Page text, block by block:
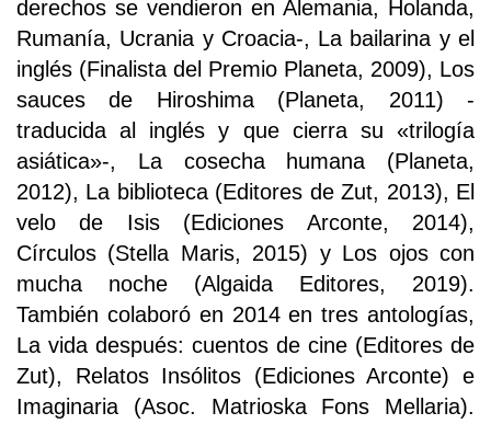
derechos se vendieron en Alemania, Holanda,
Rumanía, Ucrania y Croacia-, La bailarina y el
inglés (Finalista del Premio Planeta, 2009), Los
sauces de Hiroshima (Planeta, 2011) -
traducida al inglés y que cierra su «trilogía
asiática»-, La cosecha humana (Planeta,
2012), La biblioteca (Editores de Zut, 2013), El
velo de Isis (Ediciones Arconte, 2014),
Círculos (Stella Maris, 2015) y Los ojos con
mucha noche (Algaida Editores, 2019).
También colaboró en 2014 en tres antologías,
La vida después: cuentos de cine (Editores de
Zut), Relatos Insólitos (Ediciones Arconte) e
Imaginaria (Asoc. Matrioska Fons Mellaria).